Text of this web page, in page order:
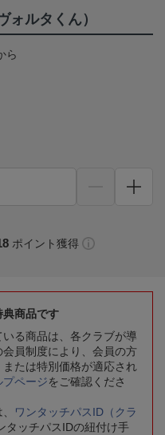
ォルタくん）
ら
ポイント獲得
典商品です
いる商品は、各クラブが導
員制度により、会員の方
たは特別価格が適応され
プページをご確認くださ
ワンタッチパスID（クラ
タッチパスIDの紐付け手